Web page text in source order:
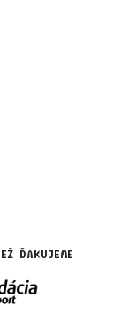
ĎAKUJEME